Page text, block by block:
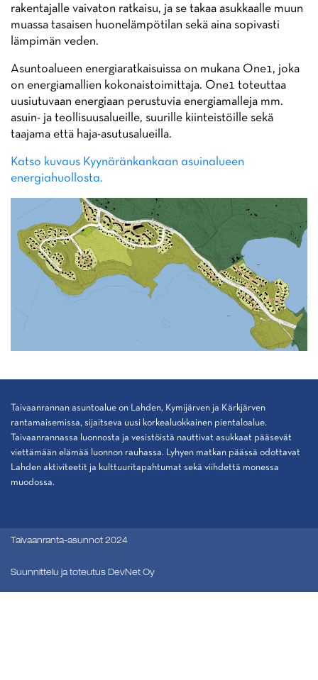
rakentajalle vaivaton ratkaisu, ja se takaa asukkaalle muun
muassa tasaisen huonelämpötilan sekä aina sopivasti
lämpimän veden.
Asuntoalueen energiaratkaisuissa on mukana One1, joka
on energiamallien kokonaistoimittaja. One1 toteuttaa
uusiutuvaan energiaan perustuvia energiamalleja mm.
asuin- ja teollisuusalueille, suurille kiinteistöille sekä
taajama että haja-asutusalueilla.
Katso kuvaus Kyynäränkankaan asuinalueen
energiahuollosta.
Taivaanrannan asuntoalue on Lahden, Kymijärven ja Kärkjärven
rantamaisemissa, sijaitseva uusi korkealuokkainen pientaloalue.
Taivaanrannassa luonnosta ja vesistöistä nauttivat asukkaat pääsevät
viettämään elämää luonnon rauhassa. Lyhyen matkan päässä odottavat
Lahden aktiviteetit ja kulttuuritapahtumat sekä viihdettä monessa
muodossa.
Taivaanranta-asunnot 2024
Suunnittelu ja toteutus DevNet Oy